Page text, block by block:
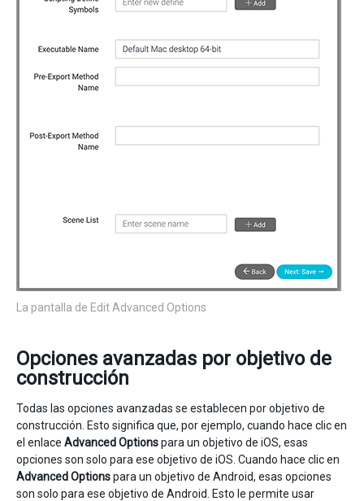
La pantalla de Edit Advanced Options
Opciones avanzadas por objetivo de
construcción
Todas las opciones avanzadas se establecen por objetivo de
construcción. Esto significa que, por ejemplo, cuando hace clic en
el enlace Advanced Optionspara un objetivo de iOS, esas
opciones son solo para ese objetivo de iOS. Cuando hace clic en
Advanced Optionspara un objetivo de Android, esas opciones
son solo para ese objetivo de Android. Esto le permite usar